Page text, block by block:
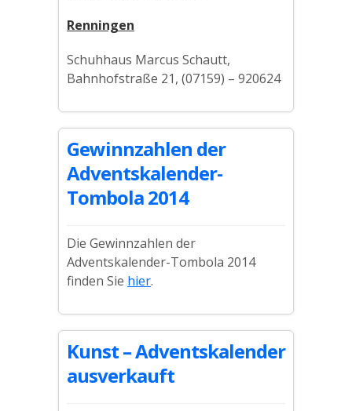
Renningen
Schuhhaus Marcus Schautt,
Bahnhofstraße 21, (07159) – 920624
Gewinnzahlen der
Adventskalender-
Tombola 2014
Die Gewinnzahlen der
Adventskalender-Tombola 2014
finden Sie hier.
Kunst – Adventskalender
ausverkauft